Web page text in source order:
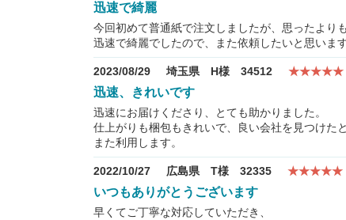
迅速で綺麗
今回初めて普通紙で注文しましたが、思ったより
迅速で綺麗でしたので、また依頼したいと思います
2023/08/29 埼玉県 H様 34512 ★★★★★
迅速、きれいです
迅速にお届けくださり、とても助かりました。
仕上がりも梱包もきれいで、良い会社を見つけた
また利用します。
2022/10/27 広島県 T様 32335 ★★★★★
いつもありがとうございます
早くてご丁寧な対応していただき、